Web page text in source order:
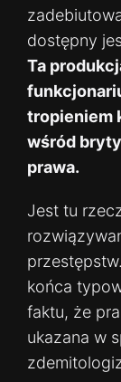
dostępny
Ta
tropieniem
wśród
prawa.
Jest tu
końca
faktu, że
ukazana w